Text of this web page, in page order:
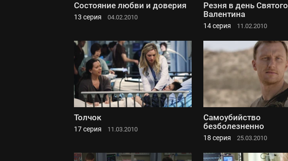
Состояние любви и доверия
13 серия 04.02.2010
Резня в день Святого
Валентина
14 серия 11.02.2010
Толчок
17 серия 11.03.2010
Самоубийство
безболезненно
18 серия 25.03.2010